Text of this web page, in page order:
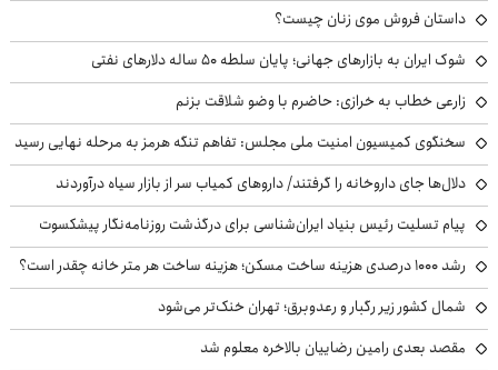
داستان فروش موی زنان چیست؟
شوک ایران به بازارهای جهانی؛ پایان سلطه ۵۰ ساله دلارهای نفتی
زارعی خطاب به خرازی: حاضرم با وضو شلاقت بزنم
سخنگوی کمیسیون امنیت ملی مجلس: تفاهم تنگه هرمز به مرحله نهایی رسید
دلال‌ها جای داروخانه را گرفتند/ داروهای کمیاب سر از بازار سیاه درآوردند
پیام تسلیت رئیس بنیاد ایران‌شناسی برای درگذشت روزنامه‌نگار پیشکسوت
رشد ۱۰۰۰ درصدی هزینه ساخت مسکن؛ هزینه ساخت هر متر خانه چقدر است؟
شمال کشور زیر رگبار و رعدوبرق؛ تهران خنک‌تر می‌شود
مقصد بعدی رامین رضاییان بالاخره معلوم شد